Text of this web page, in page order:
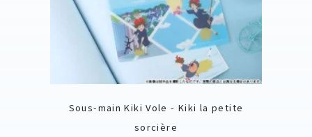
Sous-main Kiki Vole - Kiki la petite
sorcière